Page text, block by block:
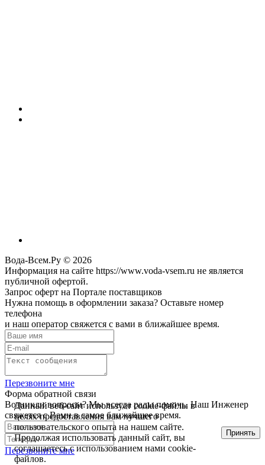
Вода-Всем.Ру © 2026
Информация на сайте https://www.voda-vsem.ru не является
публичной офертой.
Запрос оферт на Портале поставщиков
Нужна помощь в оформлении заказа? Оставьте номер
телефона
и наш оператор свяжется с вами в ближайшее время.
Перезвоните мне
Форма обратной связи
Возникли вопросы? Мы всегда рады помочь. Наш Инженер
свяжется с Вами в самое ближайшее время.
Перезвоните мне
Данный веб-сайт использует cookie-файлы в
целях предоставления вам лучшего
пользовательского опыта на нашем сайте.
Продолжая использовать данный сайт, вы
соглашаетесь с использованием нами cookie-
файлов.
Принять